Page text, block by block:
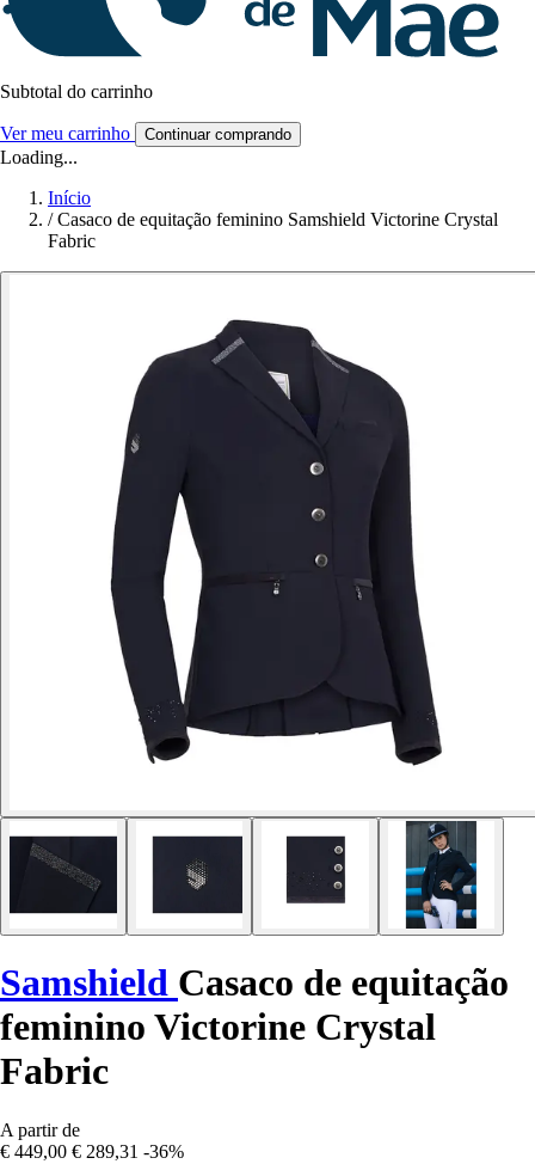
Subtotal do carrinho
Ver meu carrinho Continuar comprando
Loading...
Início
/ Casaco de equitação feminino Samshield Victorine Crystal
Fabric
Samshield Casaco de equitação
feminino Victorine Crystal
Fabric
A partir de
€ 449,00 € 289,31 -36%